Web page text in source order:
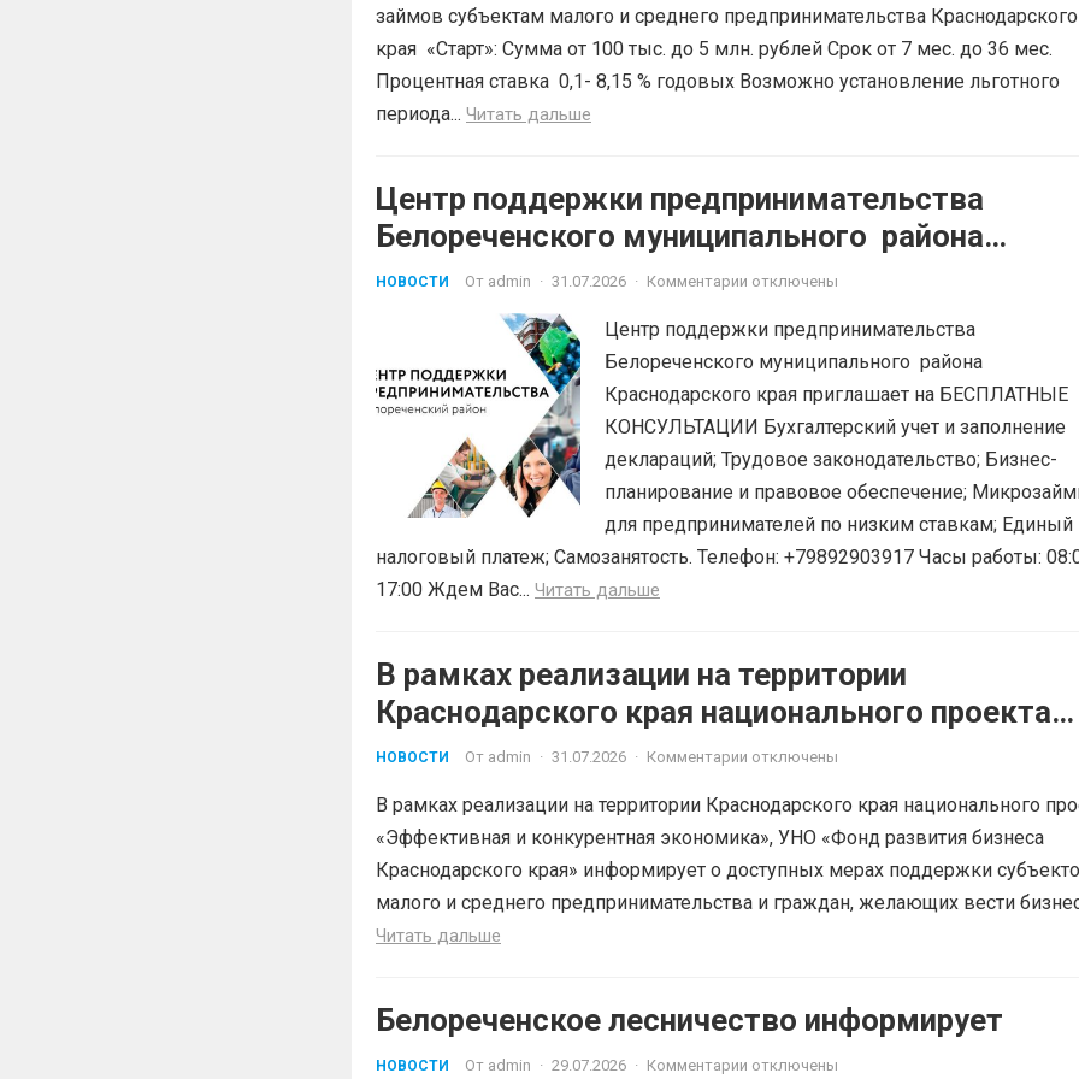
займов субъектам малого и среднего предпринимательства Краснодарского
края «Старт»: Сумма от 100 тыс. до 5 млн. рублей Срок от 7 мес. до 36 мес.
Процентная ставка 0,1- 8,15 % годовых Возможно установление льготного
периода... Читать дальше
Центр поддержки предпринимательства
Белореченского муниципального района
Краснодарского края приглашает на
БЕСПЛАТНЫЕ КОНСУЛЬТАЦИИ
НОВОСТИ От admin · 31.07.2026 · Комментарии отключены
Центр поддержки предпринимательства
Белореченского муниципального района
Краснодарского края приглашает на БЕСПЛАТНЫЕ
КОНСУЛЬТАЦИИ Бухгалтерский учет и заполнение
деклараций; Трудовое законодательство; Бизнес-
планирование и правовое обеспечение;
для предпринимателей по низким ставкам; Единый
налоговый платеж; Самозанятость. Телефон: +79892903917 Часы работы:
17:00 Ждем Вас... Читать дальше
В рамках реализации на территории
Краснодарского края национального проекта
«Эффективная и конкурентная экономика»
НОВОСТИ От admin · 31.07.2026 · Комментарии отключены
В рамках реализации на территории Краснодарского края национального
«Эффективная и конкурентная экономика», УНО «Фонд развития бизнеса
Краснодарского края» информирует о доступных мерах поддержки
малого и среднего предпринимательства и граждан, желающих вести
Читать дальше
Белореченское лесничество информирует
НОВОСТИ От admin · 29.07.2026 · Комментарии отключены